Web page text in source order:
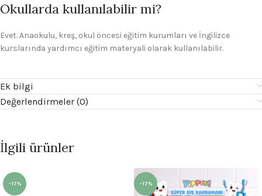
Okullarda kullanılabilir mi?
Evet. Anaokulu, kreş, okul öncesi eğitim kurumları ve İngilizce
kurslarında yardımcı eğitim materyali olarak kullanılabilir.
Ek bilgi
Değerlendirmeler (0)
İlgili ürünler
-17% -17%